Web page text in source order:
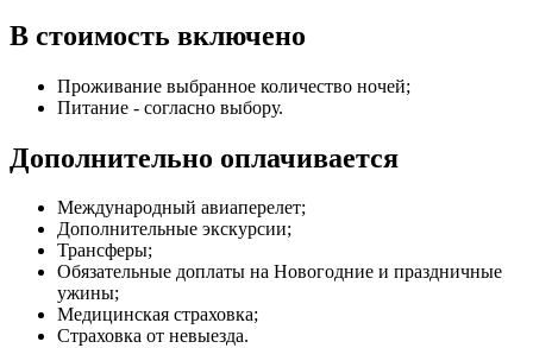
В стоимость включено
Проживание выбранное количество ночей;
Питание - согласно выбору.
Дополнительно оплачивается
Международный авиаперелет;
Дополнительные экскурсии;
Трансферы;
Обязательные доплаты на Новогодние и праздничные
ужины;
Медицинская страховка;
Страховка от невыезда.